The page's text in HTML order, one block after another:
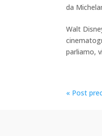
da
Walt
parliamo,
« Post